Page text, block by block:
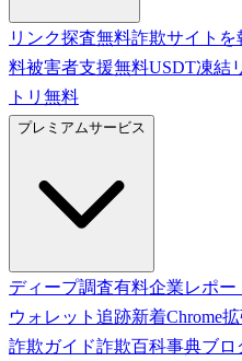
リンク探査無料詐欺サイトを
料被害者支援無料USDT凍結
トリ 無料
プレミアムサービス
ディープ調査有料企業レポー
ウォレット追跡新着Chrome
詐欺ガイド詐欺百科事典ブロ